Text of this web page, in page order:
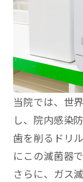
当院では、世
し、院内感染
歯を削るドリ
にこの滅菌器
さらに、ガス